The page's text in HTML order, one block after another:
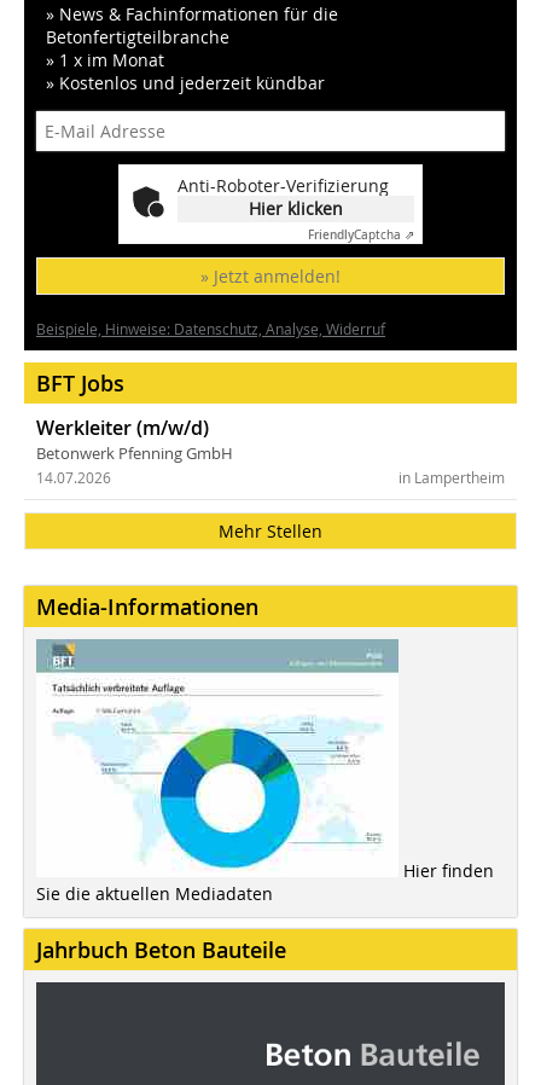
» News & Fachinformationen für die
Betonfertigteilbranche
» 1 x im Monat
» Kostenlos und jederzeit kündbar
Anti-Roboter-Verifizierung
Hier klicken
FriendlyCaptcha ⇗
» Jetzt anmelden!
Beispiele, Hinweise: Datenschutz, Analyse, Widerruf
BFT Jobs
Werkleiter (m/w/d)
Betonwerk Pfenning GmbH
in Lampertheim
14.07.2026
Mehr Stellen
Media-Informationen
Hier finden
Sie die aktuellen Mediadaten
Jahrbuch Beton Bauteile